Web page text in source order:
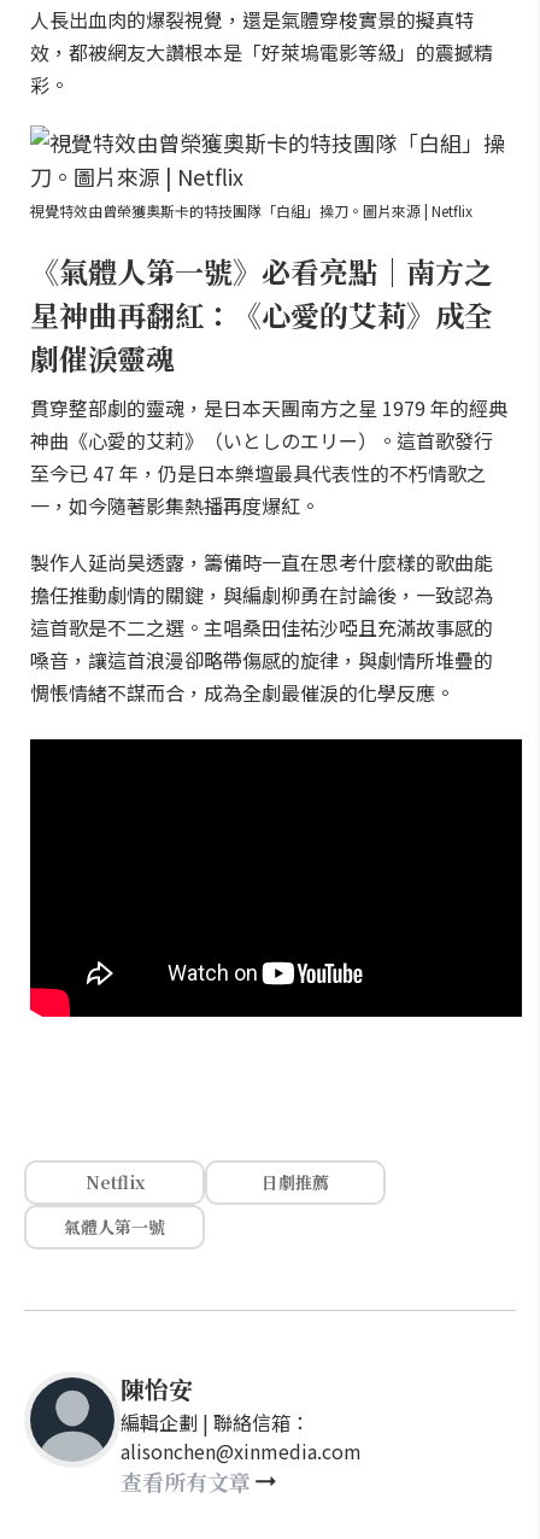
人長出血肉的爆裂視覺，還是氣體穿梭實景的擬真特
效，都被網友大讚根本是「好萊塢電影等級」的震撼精
彩。
視覺特效由曾榮獲奧斯卡的特技團隊「白組」操刀。圖片來源 | Netflix
《氣體人第一號》必看亮點｜南方之
星神曲再翻紅：《心愛的艾莉》成全
劇催淚靈魂
貫穿整部劇的靈魂，是日本天團南方之星 1979 年的經典
神曲《心愛的艾莉》（いとしのエリー）。這首歌發行
至今已 47 年，仍是日本樂壇最具代表性的不朽情歌之
一，如今隨著影集熱播再度爆紅。
製作人延尚昊透露，籌備時一直在思考什麼樣的歌曲能
擔任推動劇情的關鍵，與編劇柳勇在討論後，一致認為
這首歌是不二之選。主唱桑田佳祐沙啞且充滿故事感的
嗓音，讓這首浪漫卻略帶傷感的旋律，與劇情所堆疊的
惆悵情緒不謀而合，成為全劇最催淚的化學反應。
Netflix
日劇推薦
氣體人第一號
陳怡安
編輯企劃 | 聯絡信箱：
alisonchen@xinmedia.com
查看所有文章